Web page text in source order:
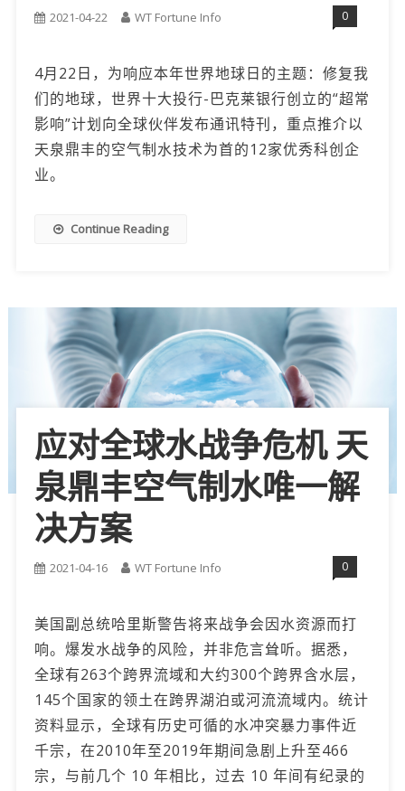
2021-04-22 WT Fortune Info 0
4月22日，为响应本年世界地球日的主题：修复我
们的地球，世界十大投行-巴克莱银行创立的“超常
影响”计划向全球伙伴发布通讯特刊，重点推介以
天泉鼎丰的空气制水技术为首的12家优秀科创企
业。
Continue Reading
应对全球水战争危机 天
泉鼎丰空气制水唯一解
决方案
2021-04-16 WT Fortune Info 0
美国副总统哈里斯警告将来战争会因水资源而打
响。爆发水战争的风险，并非危言耸听。据悉，
全球有263个跨界流域和大约300个跨界含水层，
145个国家的领土在跨界湖泊或河流流域内。统计
资料显示，全球有历史可循的水冲突暴力事件近
千宗，在2010年至2019年期间急剧上升至466
宗，与前几个 10 年相比，过去 10 年间有纪录的